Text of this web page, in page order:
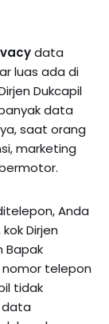
data
luas ada di
Dukcapil
data
saat orang
marketing
Anda
Dirjen
Bapak
telepon
tidak
data